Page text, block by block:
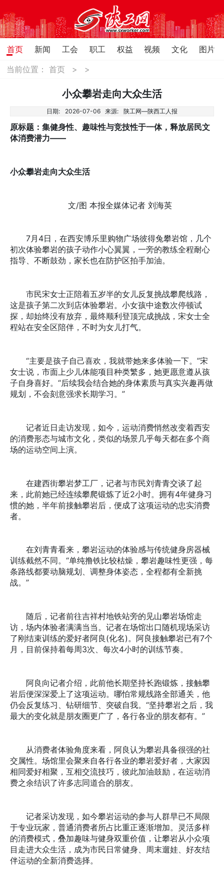
首页 新闻 工会 职工 权益 视频 文化
图片
当前位置：首页 > >
小众攀岩走向大众生活
日期: 2026-07-06 来源: 陕工网—陕西工人报
原标题：集健身性、趣味性与竞技性于一体，释放居民文
体消费潜力——
小众攀岩走向大众生活
文/图 本报全媒体记者 刘海英
7月4日，在西安博乐里购物广场彼得兔攀岩馆，几个
初次体验攀岩的孩子动作小心翼翼，一旁的教练全程耐心
指导、不断鼓劲，家长也在防护区拍手加油。
市民宋女士正陪着五岁半的女儿反复挑战攀爬线路，
这是孩子第二次到店体验攀岩。小女孩中途数次停顿试
探，却始终没有放弃，最终顺利登顶完成挑战，宋女士全
程站在安全区陪伴，不时为女儿打气。
“主要是孩子自己喜欢，我就带她来多体验一下。”宋
女士说，市面上少儿体能项目种类繁多，她更愿意遵从孩
子自身喜好。“后续我会结合她的身体素质与真实兴趣再做
规划，不会刻意强求长期学习。”
记者近日走访发现，如今，运动消费悄然改变着西安
的消费形态与城市文化，类似的场景几乎每天都在多个商
场的运动空间上演。
在建西街攀岩梦工厂，记者与市民刘青青交谈了起
来，此前她已经连续攀爬锻炼了近2小时。拥有4年健身习
惯的她，半年前接触攀岩后，便成了这项运动的忠实消费
者。
在刘青青看来，攀岩运动的体验感与传统健身房器械
训练截然不同。“单纯撸铁比较枯燥，攀岩趣味性更强，每
条路线都要动脑规划、调整身体姿态，全程都有全新挑
战。”
随后，记者前往吉祥村地铁站旁的见山攀岩场馆走
访，场内体验者满满当当。记者在场馆出口随机现场采访
了刚结束训练的爱好者阿良(化名)。阿良接触攀岩已有7个
月，目前保持着每周3次、每次4小时的训练节奏。
阿良向记者介绍，此前他长期坚持长跑锻炼，接触攀
岩后便深深爱上了这项运动。哪怕常规线路全部通关，他
仍会反复练习、钻研细节、突破自我。“坚持攀岩之后，我
最大的变化就是朋友圈更广了，各行各业的朋友都有。”
从消费者体验角度来看，阿良认为攀岩具备很强的社
交属性。场馆里会聚来自各行各业的攀岩爱好者，大家因
相同爱好相聚，互相交流技巧，彼此加油鼓励，在运动消
费之余结识了许多志同道合的朋友。
记者采访发现，如今攀岩运动的参与人群早已不局限
于专业玩家，普通消费者所占比重正逐渐增加。灵活多样
的消费模式，叠加趣味与健身双重价值，让攀岩从小众项
目走进大众生活，成为市民日常健身、周末遛娃、好友结
伴运动的全新消费选择。